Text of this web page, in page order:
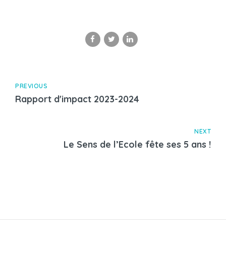
PREVIOUS
Rapport d'impact 2023-2024
NEXT
Le Sens de l’Ecole fête ses 5 ans !